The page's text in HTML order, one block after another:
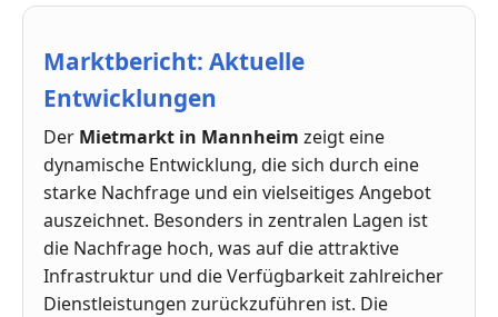
Marktbericht: Aktuelle
Entwicklungen
Der Mietmarkt in Mannheim zeigt eine
dynamische Entwicklung, die sich durch eine
starke Nachfrage und ein vielseitiges Angebot
auszeichnet. Besonders in zentralen Lagen ist
die Nachfrage hoch, was auf die attraktive
Infrastruktur und die Verfügbarkeit zahlreicher
Dienstleistungen zurückzuführen ist. Die